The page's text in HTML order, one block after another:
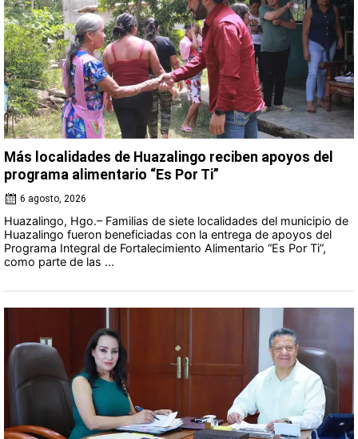
Más localidades de Huazalingo reciben apoyos del
programa alimentario “Es Por Ti”
6 agosto, 2026
Huazalingo, Hgo.– Familias de siete localidades del municipio de
Huazalingo fueron beneficiadas con la entrega de apoyos del
Programa Integral de Fortalecimiento Alimentario “Es Por Ti”,
como parte de las ...